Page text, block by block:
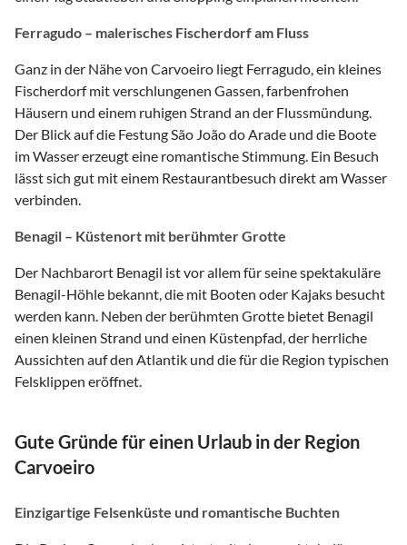
Ferragudo – malerisches Fischerdorf am Fluss
Ganz in der Nähe von Carvoeiro liegt Ferragudo, ein kleines
Fischerdorf mit verschlungenen Gassen, farbenfrohen
Häusern und einem ruhigen Strand an der Flussmündung.
Der Blick auf die Festung São João do Arade und die Boote
im Wasser erzeugt eine romantische Stimmung. Ein Besuch
lässt sich gut mit einem Restaurantbesuch direkt am Wasser
verbinden.
Benagil – Küstenort mit berühmter Grotte
Der Nachbarort Benagil ist vor allem für seine spektakuläre
Benagil-Höhle bekannt, die mit Booten oder Kajaks besucht
werden kann. Neben der berühmten Grotte bietet Benagil
einen kleinen Strand und einen Küstenpfad, der herrliche
Aussichten auf den Atlantik und die für die Region typischen
Felsklippen eröffnet.
Gute Gründe für einen Urlaub in der Region
Carvoeiro
Einzigartige Felsenküste und romantische Buchten